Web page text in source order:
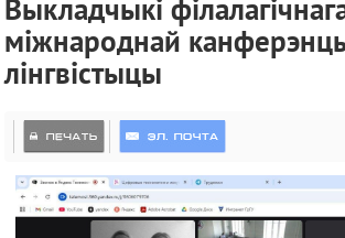
Выкладчыкі
міжнароднай
лінгвістыцы